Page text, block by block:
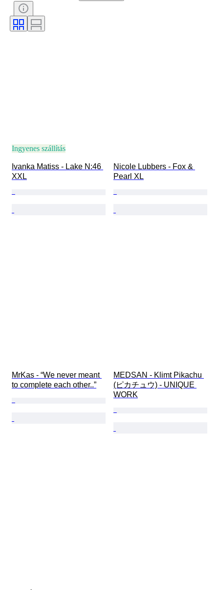
Ingyenes szállítás
Ivanka Matiss - Lake N:46
XXL
Nicole Lubbers - Fox &
Pearl XL
MrKas - “We never meant
to complete each other..”
MEDSAN - Klimt Pikachu
(ピカチュウ) - UNIQUE
WORK